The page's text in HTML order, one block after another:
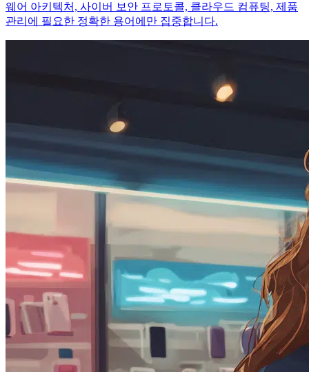
웨어 아키텍처, 사이버 보안 프로토콜, 클라우드 컴퓨팅, 제품
관리에 필요한 정확한 용어에만 집중합니다.